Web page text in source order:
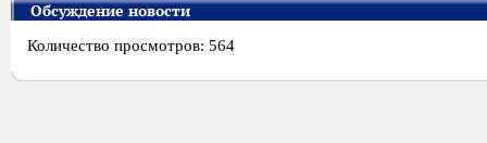
Обсуждение новости
Количество просмотров: 564